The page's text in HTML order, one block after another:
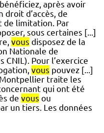
bénéficiez, après avoir
d’accès, de
de limitation. Par
sous certaines [...]
vous disposez de la
Nationale de
Pour l’exercice
vous pouvez [...]
traite les
qui ont été
de vous ou
un tiers. Les données